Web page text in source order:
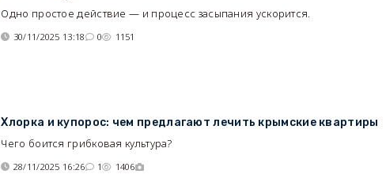
Одно простое действие — и процесс засыпания ускорится.
30/11/2025 13:18 0 1151
Хлорка и купорос: чем предлагают лечить крымские квартиры
Чего боится грибковая культура?
28/11/2025 16:26 1 1406